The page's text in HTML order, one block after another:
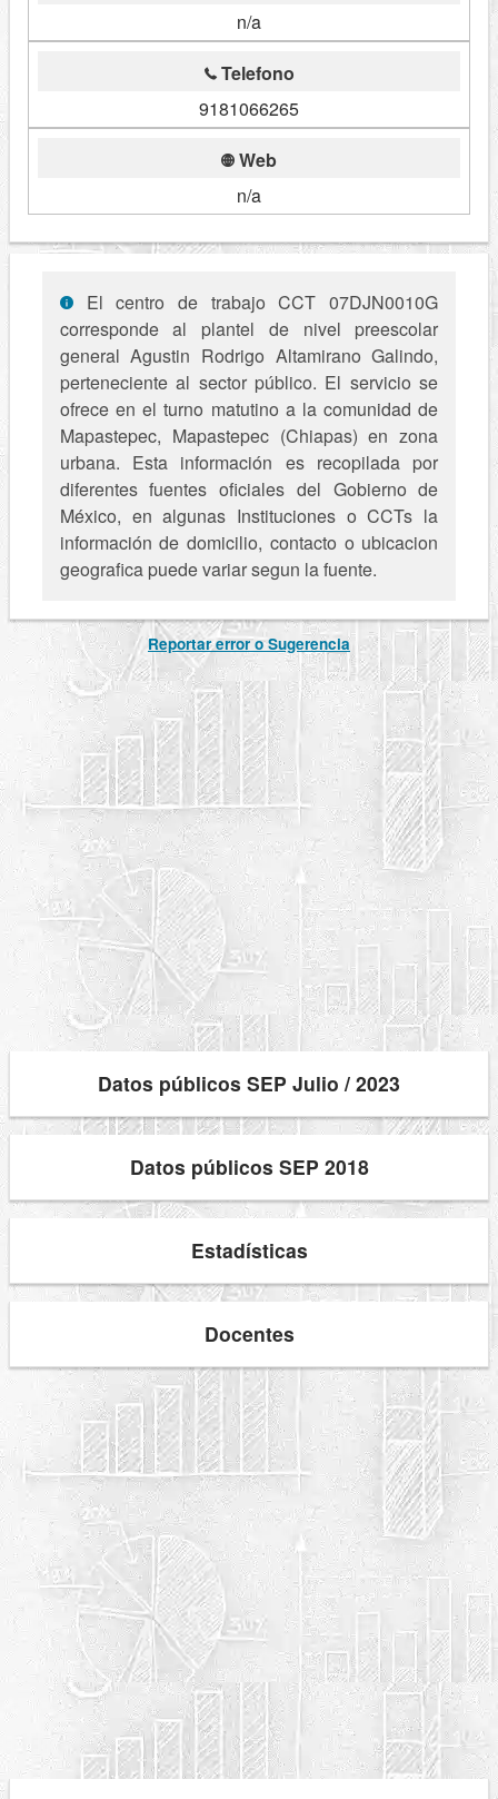
n/a
Telefono
9181066265
Web
n/a
El centro de trabajo CCT 07DJN0010G
corresponde al plantel de nivel preescolar
general Agustin Rodrigo Altamirano Galindo,
perteneciente al sector público. El servicio se
ofrece en el turno matutino a la comunidad de
Mapastepec, Mapastepec (Chiapas) en zona
urbana. Esta información es recopilada por
diferentes fuentes oficiales del Gobierno de
México, en algunas Instituciones o CCTs la
información de domicilio, contacto o ubicacion
geografica puede variar segun la fuente.
Reportar error o Sugerencia
Datos públicos SEP Julio / 2023
Datos públicos SEP 2018
Estadísticas
Docentes